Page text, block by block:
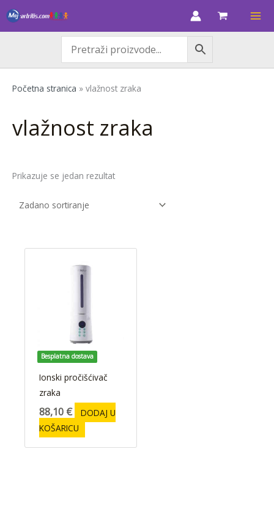
Skip
to
M
i
j
n
a
k
s
i
e
n
Početna stranica » vlažnost zraka
vlažnost zraka
Prikazuje se jedan rezultat
Besplatna dostava
Ionski pročišćivač
zraka
88,10 €
DODAJ U
KOŠARICU